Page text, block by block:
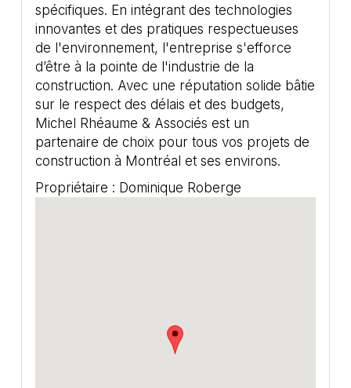
spécifiques. En intégrant des technologies
innovantes et des pratiques respectueuses
de l'environnement, l'entreprise s'efforce
d’être à la pointe de l'industrie de la
construction. Avec une réputation solide bâtie
sur le respect des délais et des budgets,
Michel Rhéaume & Associés est un
partenaire de choix pour tous vos projets de
construction à Montréal et ses environs.
Propriétaire : Dominique Roberge